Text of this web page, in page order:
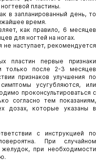
пластины.
в запланированный день, то
время.
как правило, 6 месяцев
для ногтей на ногах.
не наступает, рекомендуется
пластин первые признаки
только после 2-3 месяцев
признаков улучшения по
усугубляются, или
проконсультироваться с
согласно тем показаниям,
дозах, которые указаны в
с инструкцией по
При случайном
при необходимости